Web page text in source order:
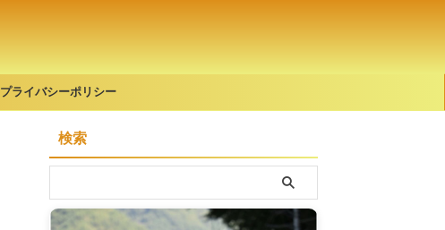
プライバシーポリシー
検索